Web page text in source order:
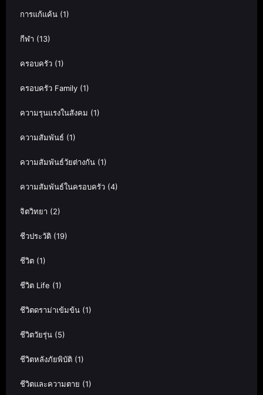
การแก้แค้น (1)
กีฬา (13)
ครอบครัว (1)
ครอบครัว Family (1)
ความรุนแรงในสังคม (1)
ความสัมพันธ์ (1)
ความสัมพันธ์วัยต่างกัน (1)
ความสัมพันธ์ในครอบครัว (4)
จิตวิทยา (2)
ชีวประวัติ (19)
ชีวิต (1)
ชีวิต Life (1)
ชีวิตดราม่าเข้มข้น (1)
ชีวิตวัยรุ่น (5)
ชีวิตหลังภัยพิบัติ (1)
ชีวิตและความตาย (1)